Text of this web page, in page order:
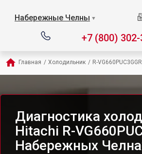
Набережные Челны ▼
+7 (800)
Главная / Холодильник / R-VG660PUC3GGR
Диагностика
Hitachi R-
Набережных